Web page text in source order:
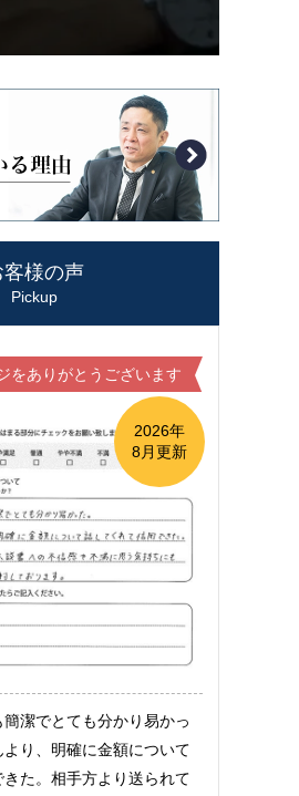
客様の声
Pickup
をありがとうございます
2026年
8月更新
潔でとても分かり易かっ
り、明確に金額について
た。相手方より送られて